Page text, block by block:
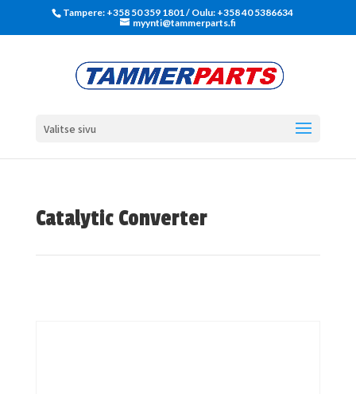
Tampere: +358 50 359 1801‬ / Oulu: +358 40 5386634
myynti@tammerparts.fi
Valitse sivu
Catalytic Converter